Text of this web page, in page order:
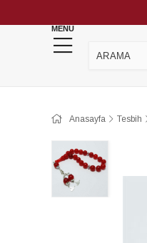
MENU
Anasayfa Tesbih